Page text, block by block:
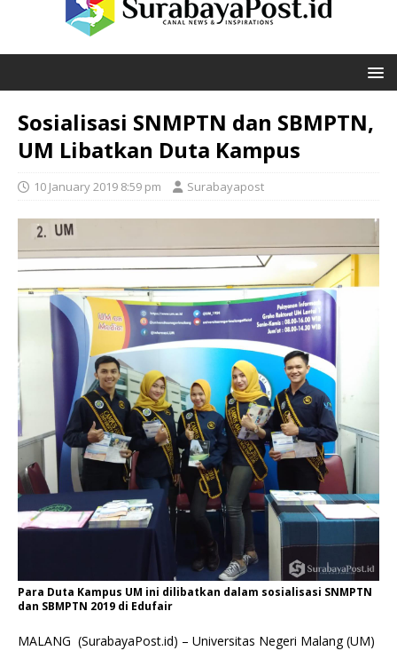
Sosialisasi SNMPTN dan SBMPTN,
UM Libatkan Duta Kampus
10 January 2019 8:59 pm Surabayapost
Para Duta Kampus UM ini dilibatkan dalam sosialisasi SNMPTN
dan SBMPTN 2019 di Edufair
MALANG (SurabayaPost.id) – Universitas Negeri Malang (UM)